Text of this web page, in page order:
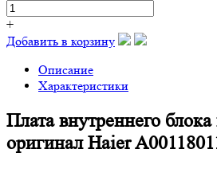
+
Добавить в корзину
Описание
Характеристики
Плата внутреннего
оригинал Haier